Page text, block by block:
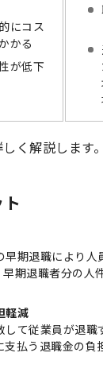
にコス
かる
が低下
く解説します。
早期退職により人
期退職者分の人
軽減
して従業員が退職
支払う退職金の負